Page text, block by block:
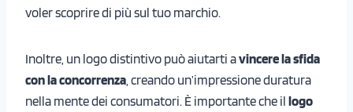
voler scoprire di più sul tuo marchio.
Inoltre, un logo distintivo può aiutarti avincere la sfida
con la concorrenza , creando un’impressione duratura
nella mente dei consumatori. È importante che il logo